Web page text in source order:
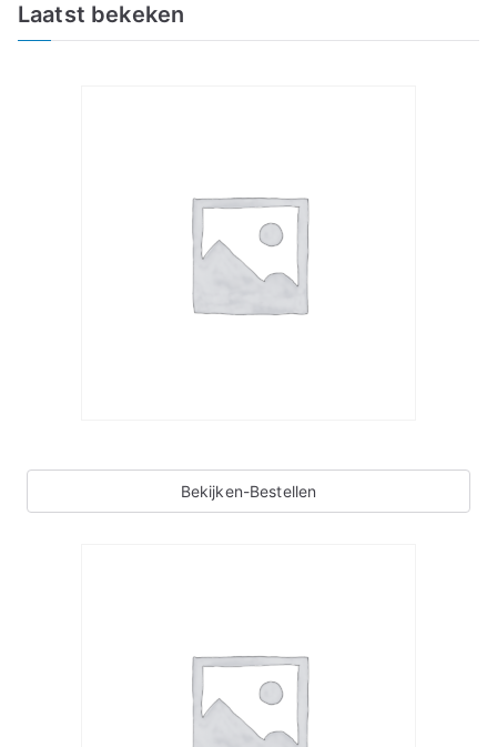
Laatst bekeken
Bekijken-Bestellen